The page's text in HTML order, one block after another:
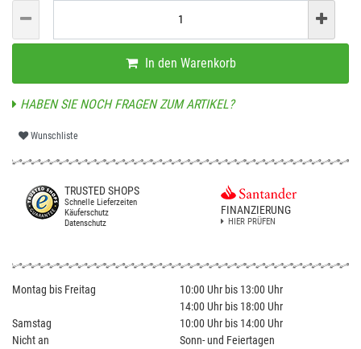
In den Warenkorb
HABEN SIE NOCH FRAGEN ZUM ARTIKEL?
Wunschliste
TRUSTED SHOPS
Schnelle Lieferzeiten
Käuferschutz
Datenschutz
FINANZIERUNG
HIER PRÜFEN
Montag bis Freitag
10:00 Uhr bis 13:00 Uhr
14:00 Uhr bis 18:00 Uhr
Samstag
10:00 Uhr bis 14:00 Uhr
Nicht an
Sonn- und Feiertagen